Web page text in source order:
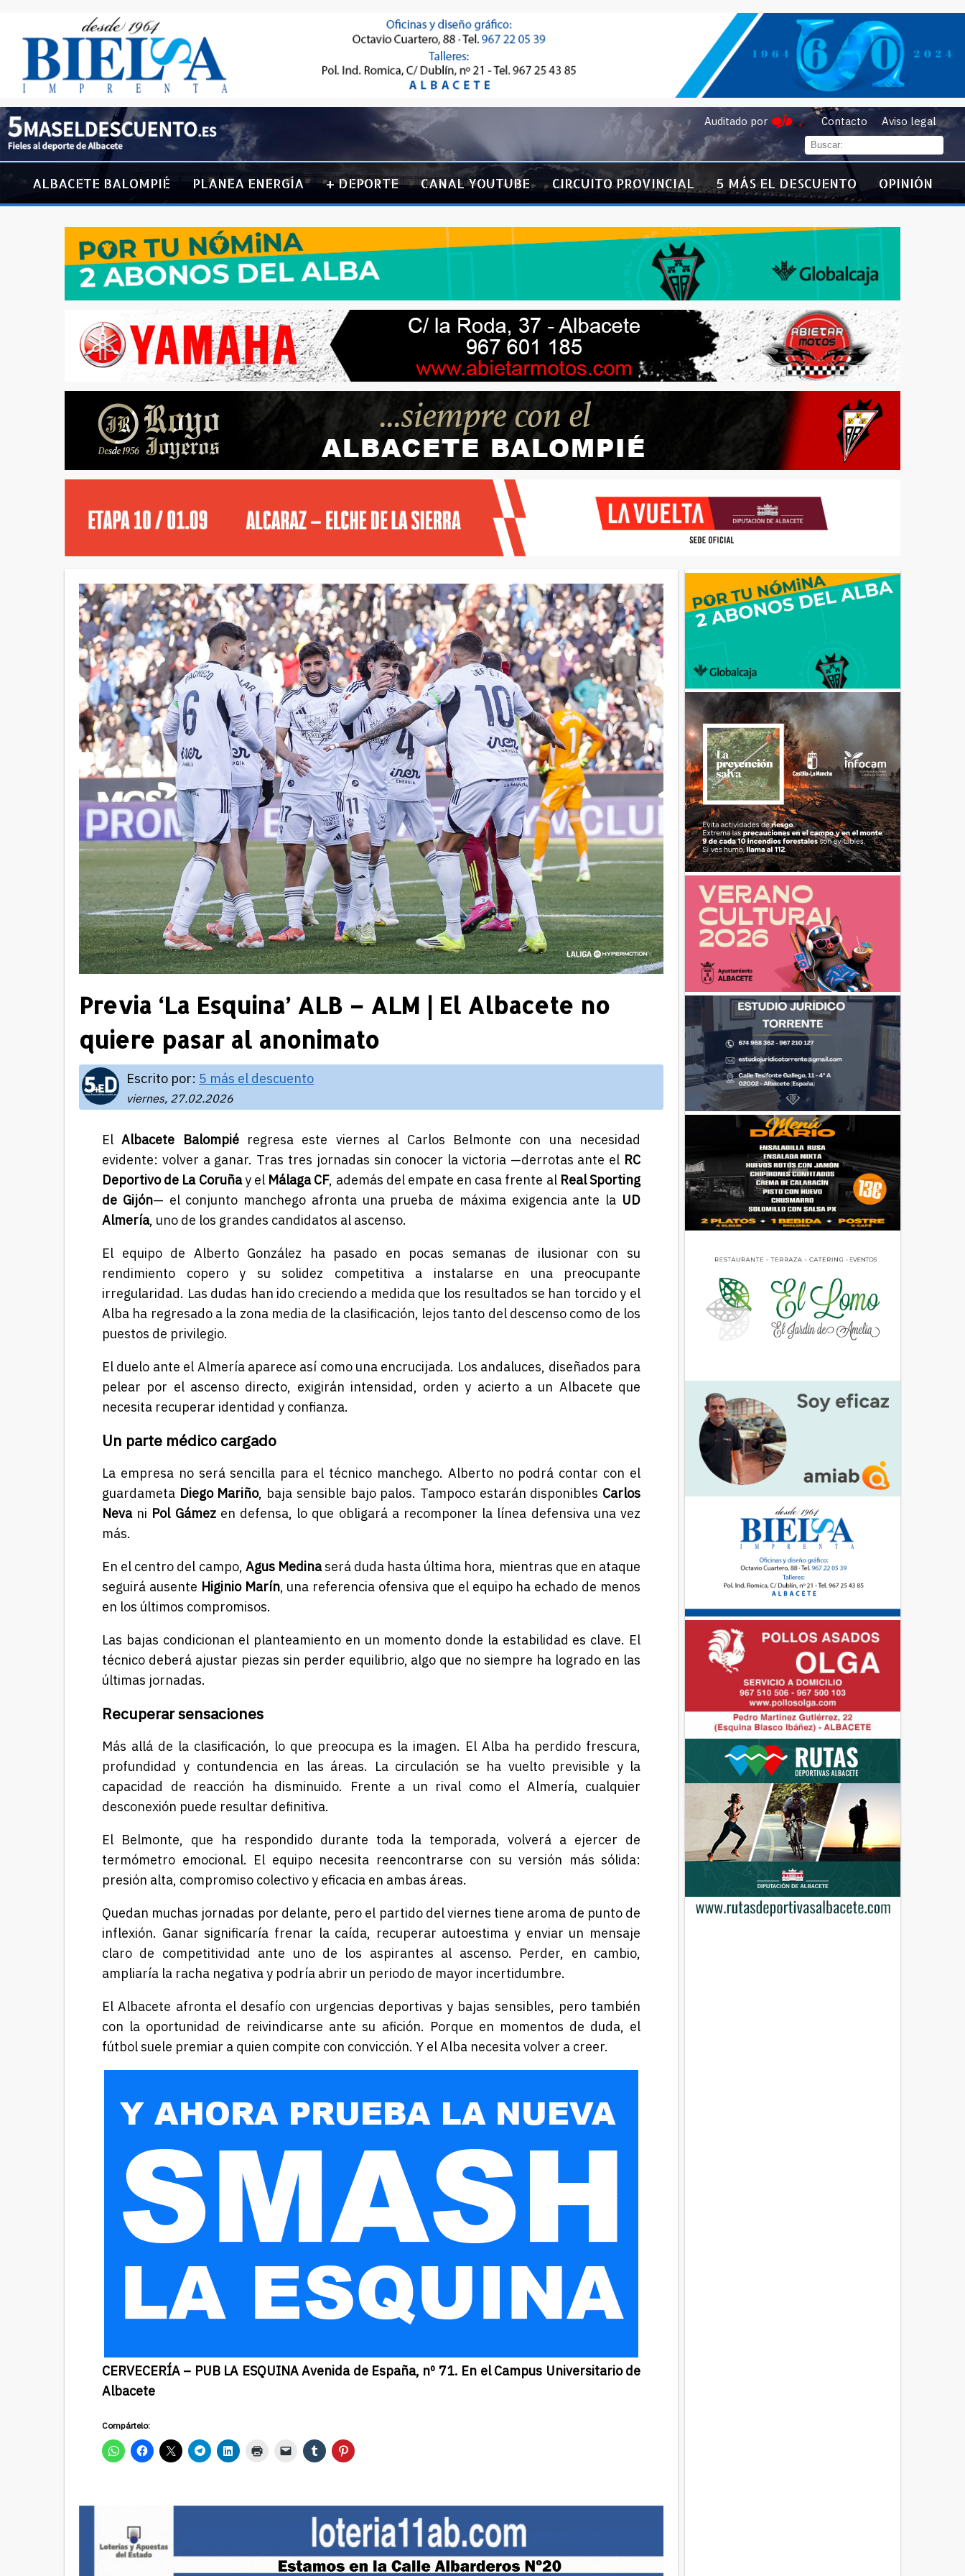
Auditado por Contacto Aviso legal
ALBACETE BALOMPIÉ PLANEA ENERGÍA + DEPORTE CANAL YOUTUBE CIRCUITO PROVINCIAL 5 MÁS EL DESCUENTO OPINIÓN
Previa ‘La Esquina’ ALB – ALM | El Albacete no
quiere pasar al anonimato
Escrito por: 5 más el descuento
viernes, 27.02.2026
ElAlbacete Balompiéregresa este viernes al Carlos Belmonte con una necesidad
evidente: volver a ganar. Tras tres jornadas sin conocer la victoria —derrotas ante el RC
Deportivo de La Coruñay el Málaga CF, además del empate en casa frente al Real Sporting
de Gijón— el conjunto manchego afronta una prueba de máxima exigencia ante la UD
Almería, uno de los grandes candidatos al ascenso.
El equipo de Alberto González ha pasado en pocas semanas de ilusionar con su
rendimiento copero y su solidez competitiva a instalarse en una preocupante
irregularidad. Las dudas han ido creciendo a medida que los resultados se han torcido y el
Alba ha regresado a la zona media de la clasificación, lejos tanto del descenso como de los
puestos de privilegio.
El duelo ante el Almería aparece así como una encrucijada. Los andaluces, diseñados para
pelear por el ascenso directo, exigirán intensidad, orden y acierto a un Albacete que
necesita recuperar identidad y confianza.
Un parte médico cargado
La empresa no será sencilla para el técnico manchego. Alberto no podrá contar con el
guardameta Diego Mariño, baja sensible bajo palos. Tampoco estarán disponibles Carlos
Nevani Pol Gámezen defensa, lo que obligará a recomponer la línea defensiva una vez
más.
En el centro del campo, Agus Medinaserá duda hasta última hora, mientras que en ataque
seguirá ausente Higinio Marín, una referencia ofensiva que el equipo ha echado de menos
en los últimos compromisos.
Las bajas condicionan el planteamiento en un momento donde la estabilidad es clave. El
técnico deberá ajustar piezas sin perder equilibrio, algo que no siempre ha logrado en las
últimas jornadas.
Recuperar sensaciones
Más allá de la clasificación, lo que preocupa es la imagen. El Alba ha perdido frescura,
profundidad y contundencia en las áreas. La circulación se ha vuelto previsible y la
capacidad de reacción ha disminuido. Frente a un rival como el Almería, cualquier
desconexión puede resultar definitiva.
El Belmonte, que ha respondido durante toda la temporada, volverá a ejercer de
termómetro emocional. El equipo necesita reencontrarse con su versión más sólida:
presión alta, compromiso colectivo y eficacia en ambas áreas.
Quedan muchas jornadas por delante, pero el partido del viernes tiene aroma de punto de
inflexión. Ganar significaría frenar la caída, recuperar autoestima y enviar un mensaje
claro de competitividad ante uno de los aspirantes al ascenso. Perder, en cambio,
ampliaría la racha negativa y podría abrir un periodo de mayor incertidumbre.
El Albacete afronta el desafío con urgencias deportivas y bajas sensibles, pero también
con la oportunidad de reivindicarse ante su afición. Porque en momentos de duda, el
fútbol suele premiar a quien compite con convicción. Y el Alba necesita volver a creer.
CERVECERÍA – PUB LA ESQUINA Avenida de España, nº 71. En el Campus Universitario de
Albacete
Compártelo: